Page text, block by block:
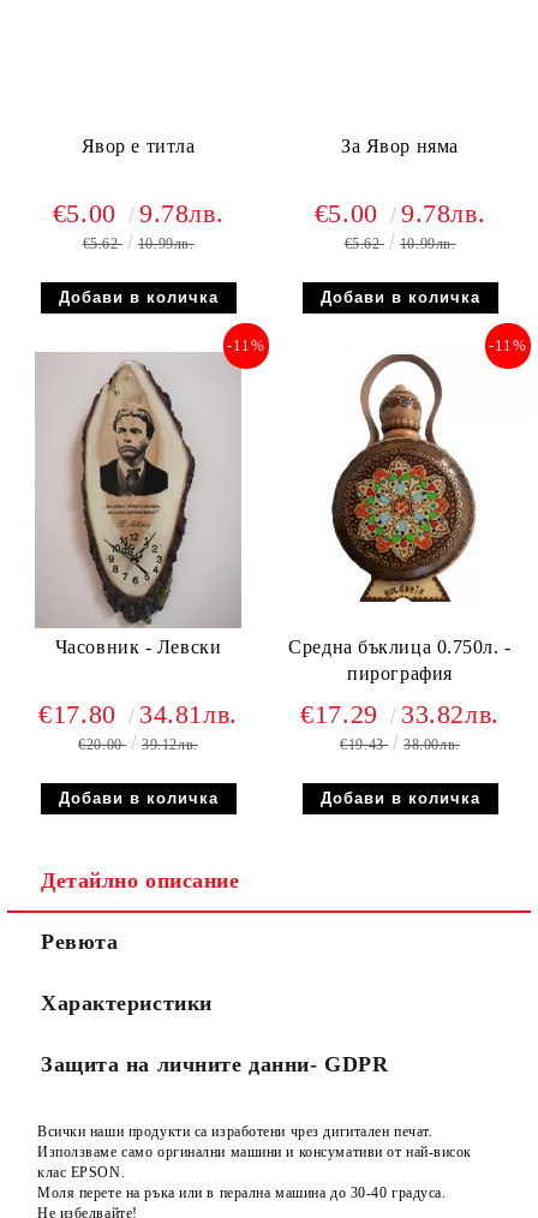
Явор е титла
€5.00 9.78лв.
€5.62 10.99лв.
За Явор няма
€5.00 9.78лв.
€5.62 10.99лв.
Часовник - Левски
-11%
€17.80 34.81лв.
€20.00 39.12лв.
Средна бъклица 0.750л. -
пирография
-11%
€17.29 33.82лв.
€19.43 38.00лв.
Детайлно описание
Ревюта
Характеристики
Защита на личните данни- GDPR
Всички наши продукти са изработени чрез дигитален печат.
Използваме само оргинални машини и консумативи от най-висок
клас EPSON.
Моля перете на ръка или в перална машина до 30-40 градуса.
Не избелвайте!